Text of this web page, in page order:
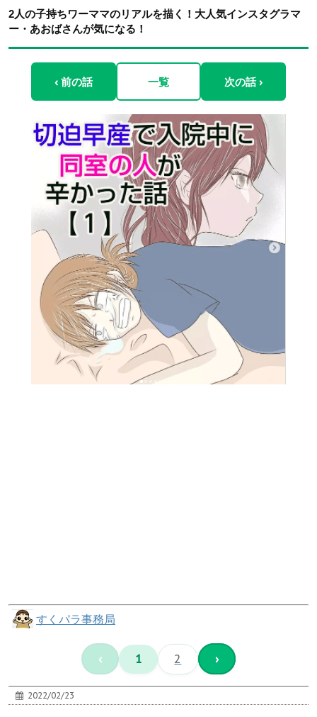
2人の子持ちワーママのリアルを描く！大人気インスタグラマ
ー・あおばさんが気になる！
‹ 前の話 一覧 次の話 ›
すくパラ事務局
‹ 1 2 ›
2022/02/23